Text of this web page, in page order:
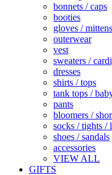
bonnets / caps
booties
gloves / mittens
outerwear
vest
sweaters /
dresses
shirts / tops
tank tops /
pants
bloomers /
socks / tights /
shoes / sandals
accessories
VIEW ALL
GIFTS